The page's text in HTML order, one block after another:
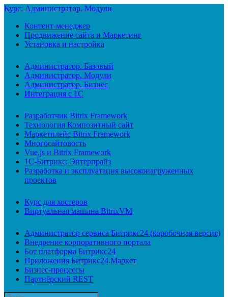
Курс: Администратор. Модули
Контент-менеджер
Продвижение сайта и Маркетинг
Установка и настройка
Администратор. Базовый
Администратор. Модули
Администратор. Бизнес
Интеграция с 1С
Разработчик Bitrix Framework
Технология Композитный сайт
Маркетплейс Bitrix Framework
Многосайтовость
Vue.js и Bitrix Framework
1С-Битрикс: Энтерпрайз
Разработка и эксплуатация высоконагруженных
проектов
Курс для хостеров
Виртуальная машина BitrixVM
Администратор сервиса Битрикс24 (коробочная версия)
Внедрение корпоративного портала
Бот платформа Битрикс24
Приложения Битрикс24.Маркет
Бизнес-процессы
Партнёрский REST